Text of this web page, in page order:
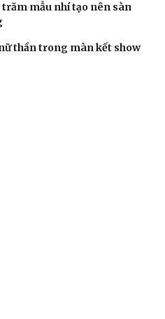
mẫu nhí tạo nên sàn
thần trong màn kết show